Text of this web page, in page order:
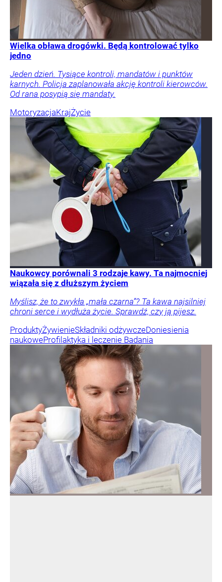
Wielka obława drogówki. Będą kontrolować tylko
jedno
Jeden dzień. Tysiące kontroli, mandatów i punktów
karnych. Policja zaplanowała akcję kontroli kierowców.
Od rana posypią się mandaty.
MotoryzacjaKrajŻycie
Naukowcy porównali 3 rodzaje kawy. Ta najmocniej
wiązała się z dłuższym życiem
Myślisz, że to zwykła „mała czarna”? Ta kawa najsilniej
chroni serce i wydłuża życie. Sprawdź, czy ją pijesz.
ProduktyŻywienieSkładniki odżywczeDoniesienia
naukoweProfilaktyka i leczenie Badania